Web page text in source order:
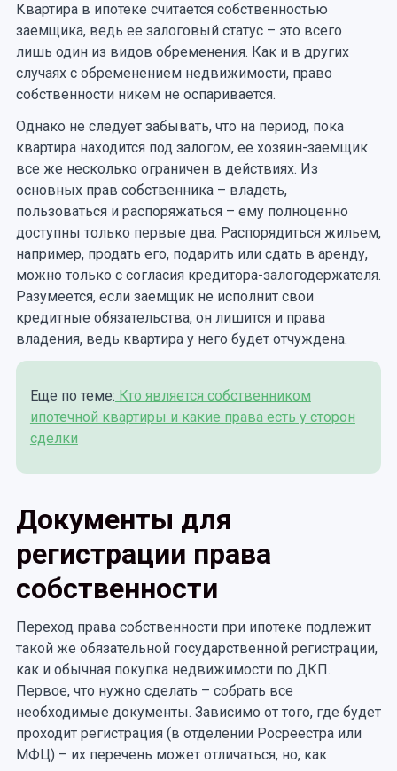
Квартира в ипотеке считается собственностью
заемщика, ведь ее залоговый статус – это всего
лишь один из видов обременения. Как и в других
случаях с обременением недвижимости, право
собственности никем не оспаривается.
Однако не следует забывать, что на период, пока
квартира находится под залогом, ее хозяин-заемщик
все же несколько ограничен в действиях. Из
основных прав собственника – владеть,
пользоваться и распоряжаться – ему полноценно
доступны только первые два. Распорядиться жильем,
например, продать его, подарить или сдать в аренду,
можно только с согласия кредитора-залогодержателя.
Разумеется, если заемщик не исполнит свои
кредитные обязательства, он лишится и права
владения, ведь квартира у него будет отчуждена.
Еще по теме: Кто является собственником
ипотечной квартиры и какие права есть у сторон
сделки
Документы для
регистрации права
собственности
Переход права собственности при ипотеке подлежит
такой же обязательной государственной регистрации,
как и обычная покупка недвижимости по ДКП.
Первое, что нужно сделать – собрать все
необходимые документы. Зависимо от того, где будет
проходит регистрация (в отделении Росреестра или
МФЦ) – их перечень может отличаться, но, как